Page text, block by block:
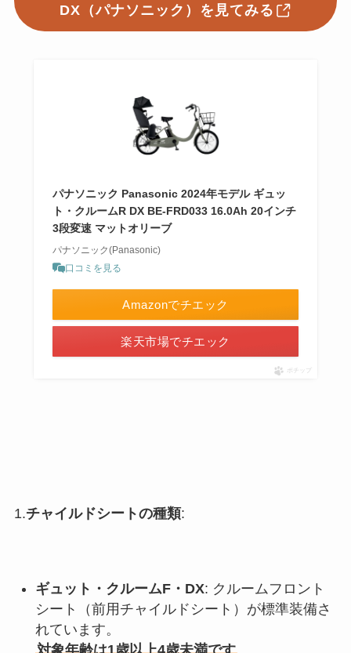
DX（パナソニック）を見てみる
パナソニック Panasonic 2024年モデル ギュッ
ト・クルームR DX BE-FRD033 16.0Ah 20インチ
3段変速 マットオリーブ
パナソニック(Panasonic)
口コミを見る
Amazonでチエック
楽天市場でチエック
ポチップ
1.チャイルドシートの種類:
ギュット・クルームF・DX: クルームフロント
シート（前用チャイルドシート）が標準装備さ
れています。